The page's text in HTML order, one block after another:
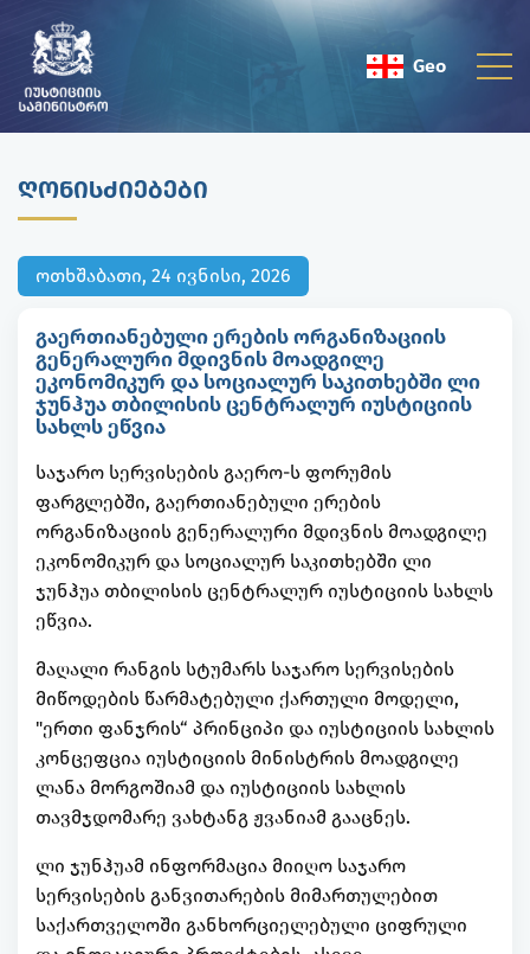
Geo
ᲦᲝᲜᲘᲡᲫᲘᲔᲑᲔᲑᲘ
ოთხშაბათი, 24 ივნისი, 2026
გაერთიანებული ერების ორგანიზაციის
გენერალური მდივნის მოადგილე
ეკონომიკურ და სოციალურ საკითხებში ლი
ჯუნჰუა თბილისის ცენტრალურ იუსტიციის
სახლს ეწვია
საჯარო სერვისების გაერო-ს ფორუმის
ფარგლებში, გაერთიანებული ერების
ორგანიზაციის გენერალური მდივნის მოადგილე
ეკონომიკურ და სოციალურ საკითხებში ლი
ჯუნჰუა თბილისის ცენტრალურ იუსტიციის სახლს
ეწვია.
მაღალი რანგის სტუმარს საჯარო სერვისების
მიწოდების წარმატებული ქართული მოდელი,
"ერთი ფანჯრის“ პრინციპი და იუსტიციის სახლის
კონცეფცია იუსტიციის მინისტრის მოადგილე
ლანა მორგოშიამ და იუსტიციის სახლის
თავმჯდომარე ვახტანგ ჟვანიამ გააცნეს.
ლი ჯუნჰუამ ინფორმაცია მიიღო საჯარო
სერვისების განვითარების მიმართულებით
საქართველოში განხორციელებული ციფრული